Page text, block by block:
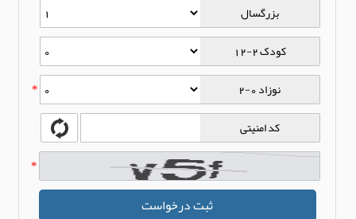
بزرگسال
کودک 2-12
نوزاد 0-2
*
کد امنیتی
*
ثبت درخواست